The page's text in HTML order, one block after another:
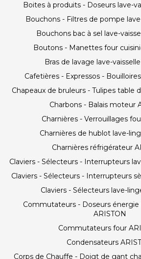
Boites à produits - Doseurs lave-
Bouchons - Filtres de pompe
Bouchons bac à sel lave-
Boutons - Manettes four
Bras de lavage lave-
Cafetières - Expressos -
Chapeaux de bruleurs - Tulipes table
Charbons - Balais moteur
Charnières - Verrouillages
Charnières de hublot lave-
Charnières réfrigérateur
Claviers - Sélecteurs - Interrupteurs
Claviers - Sélecteurs - Interrupteurs
Claviers - Sélecteurs lave-
Commutateurs - Doseurs énergie
ARISTON
Commutateurs four
Condensateurs
Corps de Chauffe - Doigt de gant